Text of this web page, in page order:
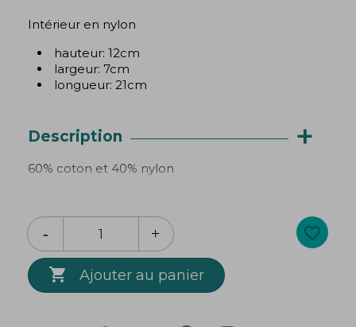
Intérieur en nylon
hauteur: 12cm
largeur: 7cm
longueur: 21cm
Description +
60% coton et 40% nylon
 Ajouter au panier
favorite_border